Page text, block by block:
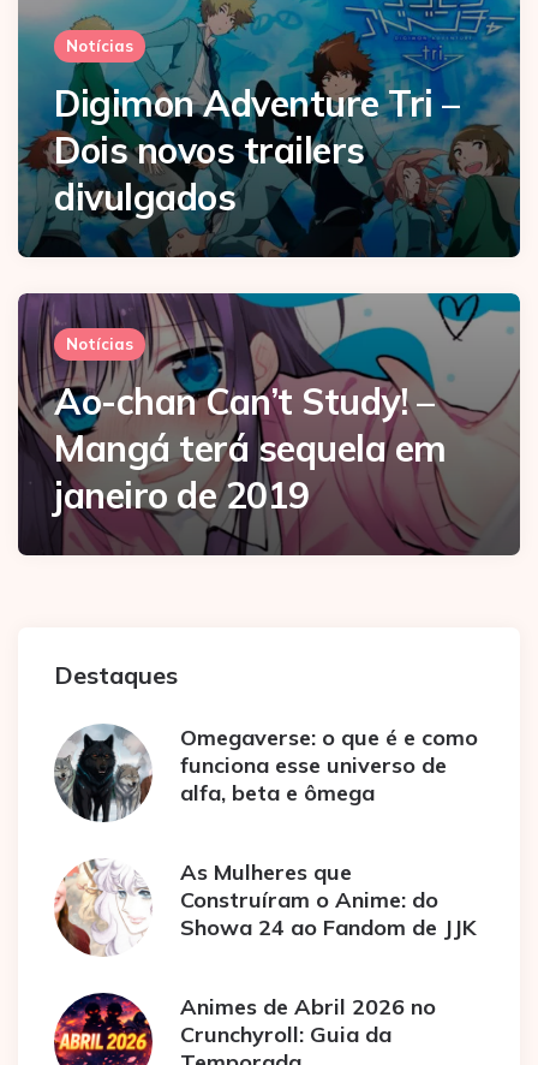
Notícias
Digimon Adventure Tri –
Dois novos trailers
divulgados
Notícias
Ao-chan Can’t Study! –
Mangá terá sequela em
janeiro de 2019
Destaques
Omegaverse: o que é e como
funciona esse universo de
alfa, beta e ômega
As Mulheres que
Construíram o Anime: do
Showa 24 ao Fandom de JJK
Animes de Abril 2026 no
Crunchyroll: Guia da